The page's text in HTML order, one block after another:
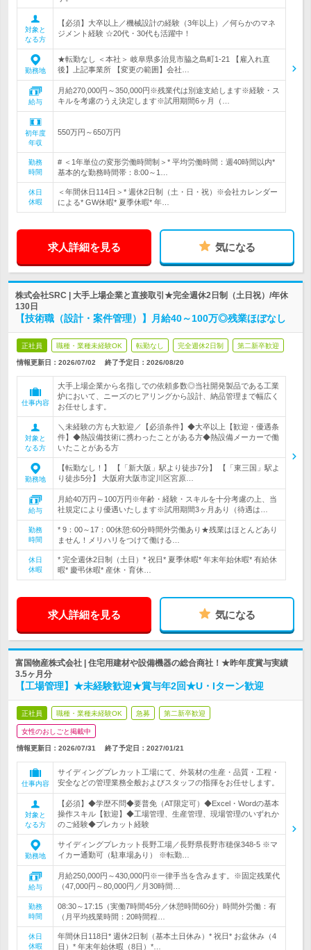
対象と
なる方
【必須】大卒以上／機械設計の経験（3年以上）／何らかのマネ
ジメント経験 ☆20代・30代も活躍中！
勤務地
★転勤なし ＜本社＞ 岐阜県多治見市脇之島町1-21 【雇入れ直
後】上記事業所 【変更の範囲】会社…
給与
月給270,000円～350,000円※残業代は別途支給します※経験・ス
キルを考慮のうえ決定します※試用期間6ヶ月（…
初年度
年収
550万円～650万円
勤務
時間
# ＜1年単位の変形労働時間制＞* 平均労働時間：週40時間以内*
基本的な勤務時間帯：8:00～1…
休日
休暇
＜年間休日114日＞* 週休2日制（土・日・祝）※会社カレンダー
による* GW休暇* 夏季休暇* 年…
求人詳細を見る 気になる
株式会社SRC | 大手上場企業と直接取引★完全週休2日制（土日祝）/年休
130日
【技術職（設計・案件管理）】月給40～100万◎残業ほぼなし
正社員 職種・業種未経験OK 転勤なし 完全週休2日制 第二新卒歓迎
情報更新日：2026/07/02 終了予定日： 2026/08/20
仕事内容
大手上場企業から名指しでの依頼多数◎当社開発製品である工業
炉において、ニーズのヒアリングから設計、納品管理まで幅広く
お任せします。
対象と
なる方
＼未経験の方も大歓迎／【必須条件】◆大卒以上【歓迎・優遇条
件】◆熱設備技術に携わったことがある方◆熱設備メーカーで働
いたことがある方
勤務地
【転勤なし！】 【「新大阪」駅より徒歩7分】 【「東三国」駅よ
り徒歩5分】 大阪府大阪市淀川区宮原…
給与
月給40万円～100万円※年齢・経験・スキルを十分考慮の上、当
社規定により優遇いたします※試用期間3ヶ月あり（待遇は…
勤務
時間
* 9：00～17：00休憩:60分時間外労働あり★残業はほとんどあり
ません！メリハリをつけて働ける…
休日
休暇
* 完全週休2日制（土日）* 祝日* 夏季休暇* 年末年始休暇* 有給休
暇* 慶弔休暇* 産休・育休…
求人詳細を見る 気になる
富国物産株式会社 | 住宅用建材や設備機器の総合商社！★昨年度賞与実績
3.5ヶ月分
【工場管理】★未経験歓迎★賞与年2回★U・Iターン歓迎
正社員 職種・業種未経験OK 急募 第二新卒歓迎
女性のおしごと掲載中
情報更新日：2026/07/31 終了予定日： 2027/01/21
仕事内容
サイディングプレカット工場にて、外装材の生産・品質・工程・
安全などの管理業務全般およびスタッフの指揮をお任せします。
対象と
なる方
【必須】◆学歴不問◆要普免（AT限定可）◆Excel・Wordの基本
操作スキル【歓迎】◆工場管理、生産管理、現場管理のいずれか
のご経験◆プレカット経験
勤務地
サイディングプレカット長野工場／長野県長野市穂保348-5 ※マ
イカー通勤可（駐車場あり） ※転勤…
給与
月給250,000円～430,000円※一律手当を含みます。※固定残業代
（47,000円～80,000円／月30時間…
勤務
時間
08:30～17:15（実働7時間45分／休憩時間60分）時間外労働：有
（月平均残業時間：20時間程…
休日
休暇
年間休日118日* 週休2日制（基本土日休み）* 祝日* お盆休み（4
日）* 年末年始休暇（8日）*…